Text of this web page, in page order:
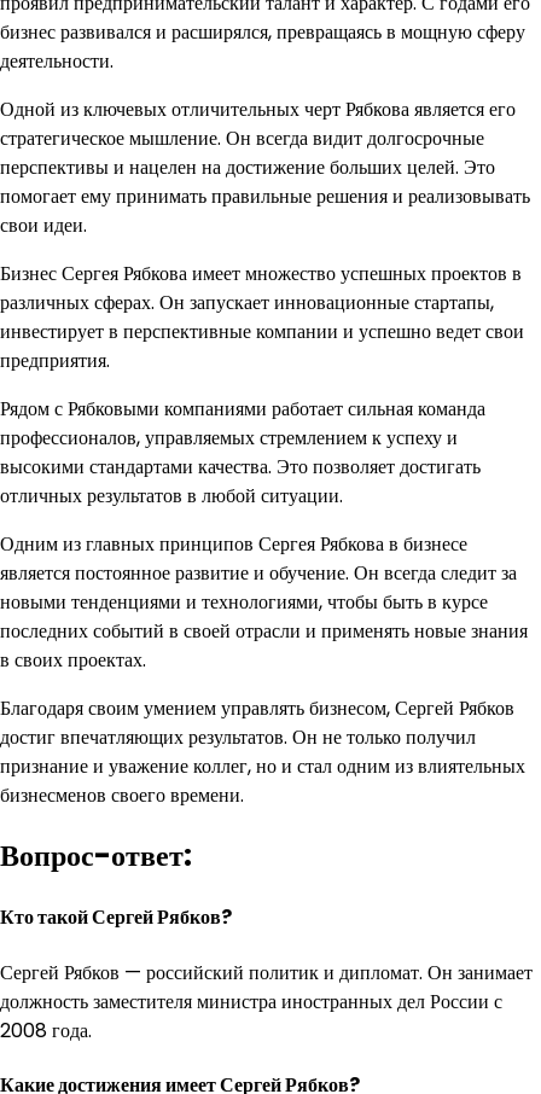
бизнес развивался и расширялся, превращаясь в мощную сферу
деятельности.
Одной из ключевых отличительных черт Рябкова является его
стратегическое мышление. Он всегда видит долгосрочные
перспективы и нацелен на достижение больших целей. Это
помогает ему принимать правильные решения и реализовывать
свои идеи.
Бизнес Сергея Рябкова имеет множество успешных проектов в
различных сферах. Он запускает инновационные стартапы,
инвестирует в перспективные компании и успешно ведет свои
предприятия.
Рядом с Рябковыми компаниями работает сильная команда
профессионалов, управляемых стремлением к успеху и
высокими стандартами качества. Это позволяет достигать
отличных результатов в любой ситуации.
Одним из главных принципов Сергея Рябкова в бизнесе
является постоянное развитие и обучение. Он всегда следит за
новыми тенденциями и технологиями, чтобы быть в курсе
последних событий в своей отрасли и применять новые знания
в своих проектах.
Благодаря своим умением управлять бизнесом, Сергей Рябков
достиг впечатляющих результатов. Он не только получил
признание и уважение коллег, но и стал одним из влиятельных
бизнесменов своего времени.
Вопрос-ответ:
Кто такой Сергей Рябков?
Сергей Рябков — российский политик и дипломат. Он занимает
должность заместителя министра иностранных дел России с
2008 года.
Какие достижения имеет Сергей Рябков?